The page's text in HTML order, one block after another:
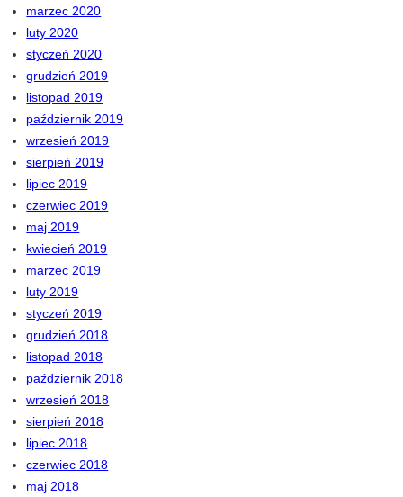
marzec 2020
luty 2020
styczeń 2020
grudzień 2019
listopad 2019
październik 2019
wrzesień 2019
sierpień 2019
lipiec 2019
czerwiec 2019
maj 2019
kwiecień 2019
marzec 2019
luty 2019
styczeń 2019
grudzień 2018
listopad 2018
październik 2018
wrzesień 2018
sierpień 2018
lipiec 2018
czerwiec 2018
maj 2018